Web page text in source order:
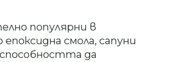
популярни в
смола, сапуни
да